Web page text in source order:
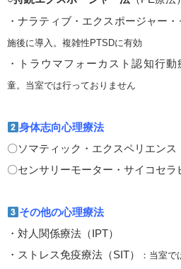
・ナラティブ・エクスポージャー・
施後に導入。複雑性PTSDに有効
・トラウマフォーカスト認知行動
童。当室では行っておりません
身体志向心理療法
〇ソマティック・エクスペリエンス
〇センサリーモーター・サイコセラ
その他の心理療法
・対人関係療法（IPT）
・ストレス免疫療法（SIT）
：当室